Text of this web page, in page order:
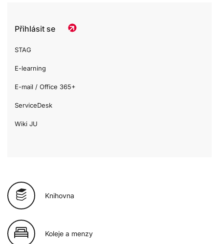
Přihlásit se
STAG
E-learning
E-mail / Office 365+
ServiceDesk
Wiki JU
Knihovna
Koleje a menzy